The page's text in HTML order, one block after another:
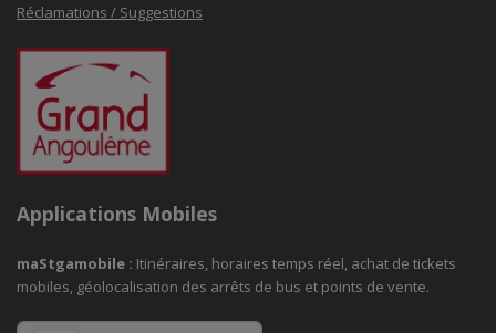
Réclamations / Suggestions
Applications Mobiles
maStgamobile : Itinéraires, horaires temps réel, achat de tickets
mobiles, géolocalisation des arrêts de bus et points de vente.